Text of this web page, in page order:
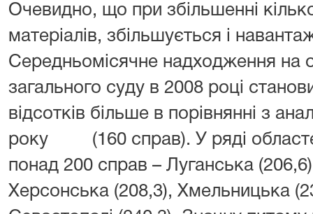
Очевидно, що при збільшенні
матеріалів, збільшується і
Середньомісячне надходження на
загального суду в 2008 році
відсотків більше в порівнянні з
року (160 справ). У ряді
понад 200 справ – Луганська
Херсонська (208,3), Хмельницька